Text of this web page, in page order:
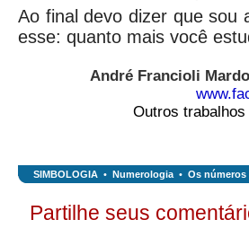
Ao final devo dizer que sou
esse: quanto mais você
André Francioli
Outros
SIMBOLOGIA • Numerologia • Os números
Partilhe seus